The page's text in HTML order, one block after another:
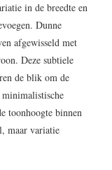
in de breedte en
Dunne
afgewisseld met
Deze subtiele
de blik om de
toonhoogte binnen
maar variatie